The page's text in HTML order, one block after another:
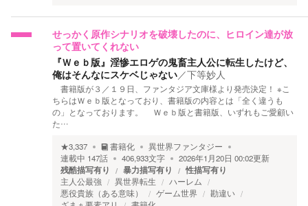
せっかく原作シナリオを破壊したのに、ヒロイン達が放
って置いてくれない
『Ｗｅｂ版』淫惨エロゲの鬼畜主人公に転生したけど、
俺はそんなにスケベじゃない／下等妙人
書籍版が３／１９日、ファンタジア文庫様より発売決定！ ※こ
ちらはＷｅｂ版となっており、書籍版の内容とは「全く違うも
の」となっております。 Ｗｅｂ版と書籍版、いずれもご愛顧い
た…
★3,337 書籍化
異世界ファンタジー
連載中 147話 406,933文字 2026年1月20日 00:02更新
残酷描写有り 暴力描写有り 性描写有り
主人公最強 異世界転生
ハーレム
悪役貴族（ある意味）
ゲーム世界
勘違い